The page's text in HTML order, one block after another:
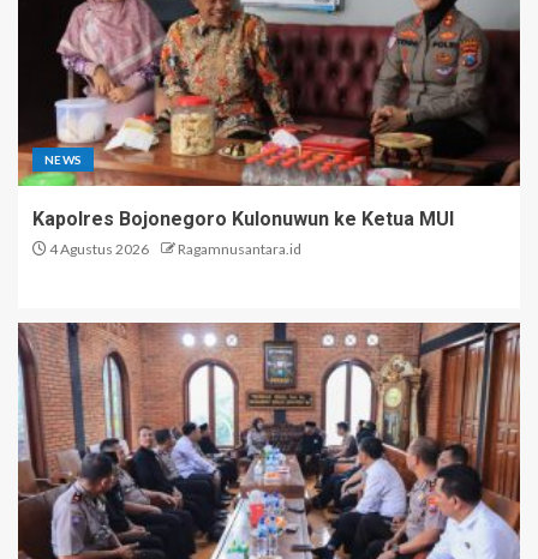
NEWS
Kapolres Bojonegoro Kulonuwun ke Ketua MUI
4 Agustus 2026 Ragamnusantara.id